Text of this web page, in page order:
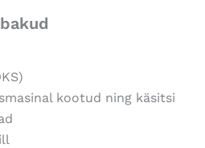
kootud ning käsitsi